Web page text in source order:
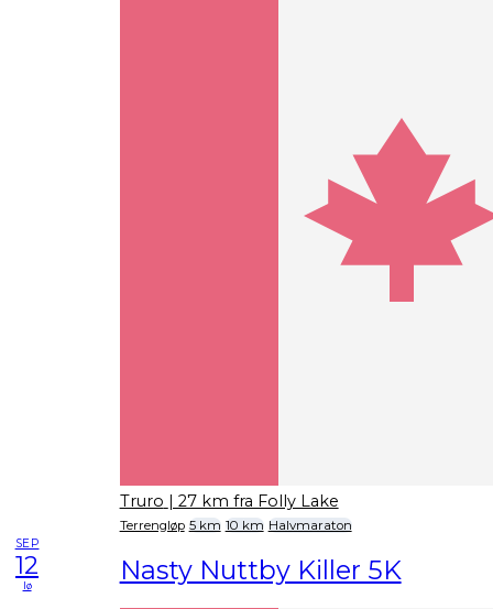
Truro | 27 km fra Folly Lake
Terrengløp 5 km 10 km Halvmaraton
SEP
12
lø Nasty Nuttby Killer 5K